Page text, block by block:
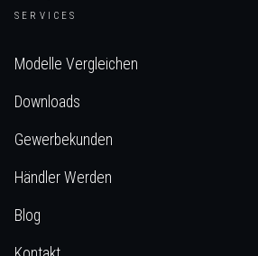
SERVICES
Modelle Vergleichen
Downloads
Gewerbekunden
Händler Werden
Blog